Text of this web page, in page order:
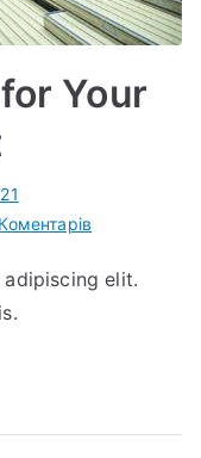
Your
Big
Investment
elit.